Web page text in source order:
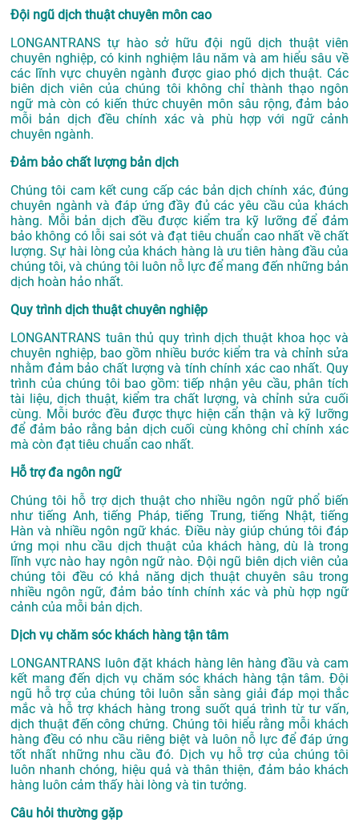
Đội ngũ dịch thuật chuyên môn cao
LONGANTRANS tự hào sở hữu đội ngũ dịch thuật viên
chuyên nghiệp, có kinh nghiệm lâu năm và am hiểu sâu về
các lĩnh vực chuyên ngành được giao phó dịch thuật. Các
biên dịch viên của chúng tôi không chỉ thành thạo ngôn
ngữ mà còn có kiến thức chuyên môn sâu rộng, đảm bảo
mỗi bản dịch đều chính xác và phù hợp với ngữ cảnh
chuyên ngành.
Đảm bảo chất lượng bản dịch
Chúng tôi cam kết cung cấp các bản dịch chính xác, đúng
chuyên ngành và đáp ứng đầy đủ các yêu cầu của khách
hàng. Mỗi bản dịch đều được kiểm tra kỹ lưỡng để đảm
bảo không có lỗi sai sót và đạt tiêu chuẩn cao nhất về chất
lượng. Sự hài lòng của khách hàng là ưu tiên hàng đầu của
chúng tôi, và chúng tôi luôn nỗ lực để mang đến những bản
dịch hoàn hảo nhất.
Quy trình dịch thuật chuyên nghiệp
LONGANTRANS tuân thủ quy trình dịch thuật khoa học và
chuyên nghiệp, bao gồm nhiều bước kiểm tra và chỉnh sửa
nhằm đảm bảo chất lượng và tính chính xác cao nhất. Quy
trình của chúng tôi bao gồm: tiếp nhận yêu cầu, phân tích
tài liệu, dịch thuật, kiểm tra chất lượng, và chỉnh sửa cuối
cùng. Mỗi bước đều được thực hiện cẩn thận và kỹ lưỡng
để đảm bảo rằng bản dịch cuối cùng không chỉ chính xác
mà còn đạt tiêu chuẩn cao nhất.
Hỗ trợ đa ngôn ngữ
Chúng tôi hỗ trợ dịch thuật cho nhiều ngôn ngữ phổ biến
như tiếng Anh, tiếng Pháp, tiếng Trung, tiếng Nhật, tiếng
Hàn và nhiều ngôn ngữ khác. Điều này giúp chúng tôi đáp
ứng mọi nhu cầu dịch thuật của khách hàng, dù là trong
lĩnh vực nào hay ngôn ngữ nào. Đội ngũ biên dịch viên của
chúng tôi đều có khả năng dịch thuật chuyên sâu trong
nhiều ngôn ngữ, đảm bảo tính chính xác và phù hợp ngữ
cảnh của mỗi bản dịch.
Dịch vụ chăm sóc khách hàng tận tâm
LONGANTRANS luôn đặt khách hàng lên hàng đầu và cam
kết mang đến dịch vụ chăm sóc khách hàng tận tâm. Đội
ngũ hỗ trợ của chúng tôi luôn sẵn sàng giải đáp mọi thắc
mắc và hỗ trợ khách hàng trong suốt quá trình từ tư vấn,
dịch thuật đến công chứng. Chúng tôi hiểu rằng mỗi khách
hàng đều có nhu cầu riêng biệt và luôn nỗ lực để đáp ứng
tốt nhất những nhu cầu đó. Dịch vụ hỗ trợ của chúng tôi
luôn nhanh chóng, hiệu quả và thân thiện, đảm bảo khách
hàng luôn cảm thấy hài lòng và tin tưởng.
Câu hỏi thường gặp